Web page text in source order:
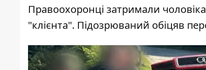
Правоохоронці затримали
"клієнта". Підозрюваний обіцяв